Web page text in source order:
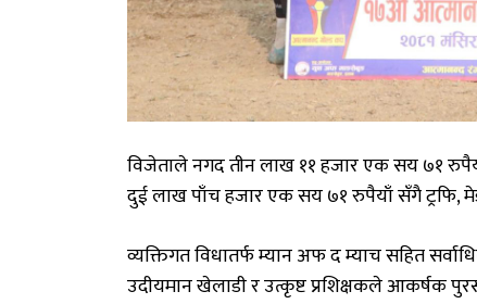
विजेतालेनगदतीनलाख११हजारएकसय७१
दुईलाखपाँचहजारएकसय७१रुपैयाँसँगैट्रफि,
व्यक्तिगतविधातर्फम्यानअफदम्याचसहित
उदीयमानखेलाडीरउत्कृष्टप्रशिक्षकलेआकर्षक